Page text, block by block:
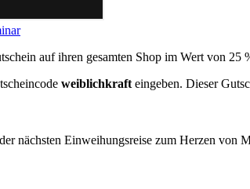
auf ihren gesamten Shop im Wert von 25
weiblichkraft eingeben. Dieser
nächsten Einweihungsreise zum Herzen von